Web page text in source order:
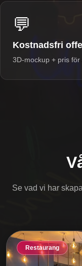
💬
Kostnadsfri
3D-mockup + pris
Se vad vi har
Restaurang